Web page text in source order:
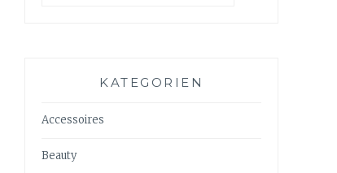
KATEGORIEN
Accessoires
Beauty